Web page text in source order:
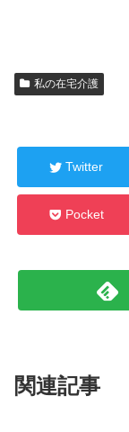
私の在宅介護
Twitter
Pocket
関連記事